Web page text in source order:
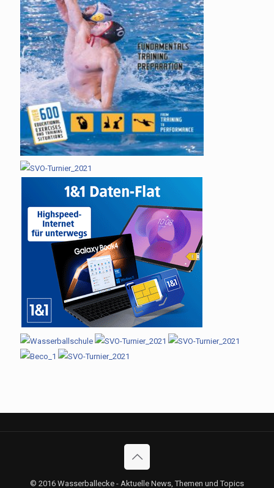
© 2016 Wasserballecke - Aktuelle News, Themen und Topics